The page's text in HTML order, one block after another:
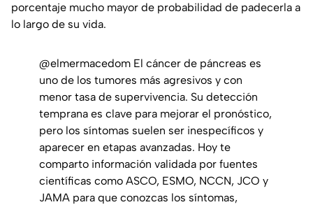
porcentaje mucho mayor de probabilidad de padecerla a
lo largo de su vida.
@elmermacedom El cáncer de páncreas es
uno de los tumores más agresivos y con
menor tasa de supervivencia. Su detección
temprana es clave para mejorar el pronóstico,
pero los síntomas suelen ser inespecíficos y
aparecer en etapas avanzadas. Hoy te
comparto información validada por fuentes
científicas como ASCO, ESMO, NCCN, JCO y
JAMA para que conozcas los síntomas,